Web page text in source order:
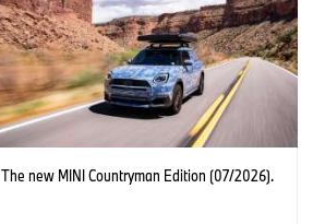
The new MINI Countryman Edition (07/2026).